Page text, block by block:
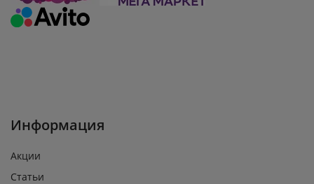
Информация
Акции
Статьи